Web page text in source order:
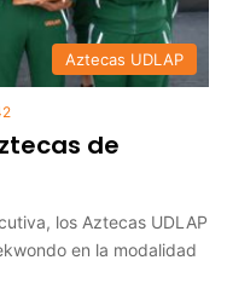
Aztecas UDLAP
de
los Aztecas UDLAP
en la modalidad